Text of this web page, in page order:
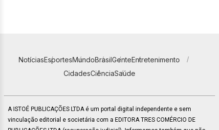
NotíciasEsportesMundoBrasilGenteEntretenimento
CidadesCiênciaSaúde
A ISTOÉ PUBLICAÇÕES LTDA é um portal digital independente e sem
vinculação editorial e societária com a EDITORA TRES COMÉRCIO DE